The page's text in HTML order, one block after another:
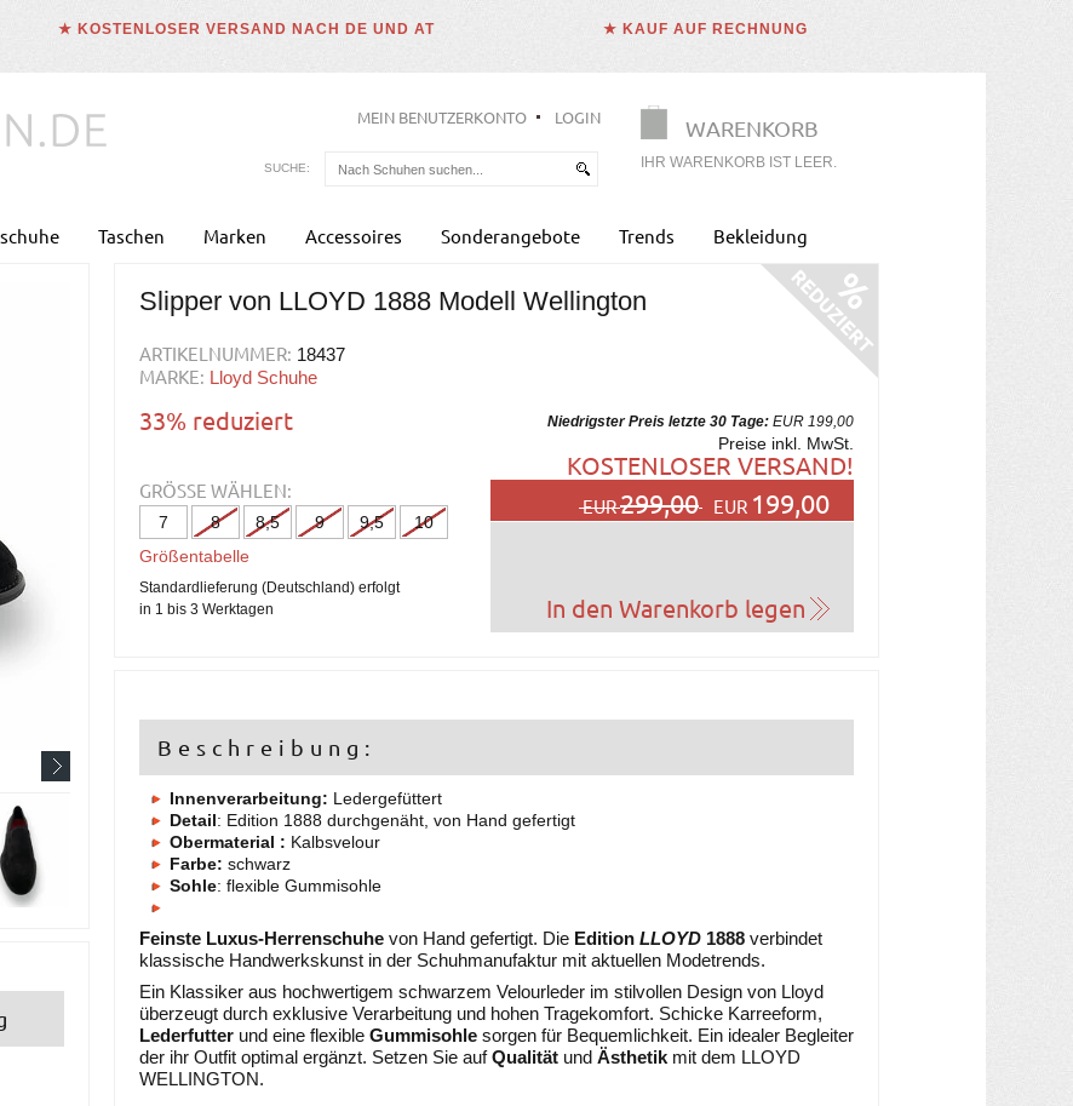
★ KOSTENLOSER VERSAND NACH DE UND AT ★ KAUF AUF RECHNUNG
WARENKORB
IHR WARENKORB IST LEER.
MEIN BENUTZERKONTO LOGIN
SUCHE:
Taschen Marken Accessoires Sonderangebote Trends Bekleidung
Slipper von LLOYD 1888 Modell Wellington
ARTIKELNUMMER: 18437
MARKE: Lloyd Schuhe
33% reduziert Niedrigster Preis letzte 30 Tage: EUR 199,00
Preise inkl. MwSt.
KOSTENLOSER VERSAND!
GRÖSSE WÄHLEN:
7 8 8,5 9 9,5
10
Größentabelle
Standardlieferung (Deutschland) erfolgt
in 1 bis 3 Werktagen
EUR299,00 EUR 199,00
Beschreibung:
Innenverarbeitung: Ledergefüttert
Detail: Edition 1888 durchgenäht, von Hand gefertigt
Obermaterial : Kalbsvelour
Farbe: schwarz
Sohle: flexible Gummisohle
Feinste Luxus-Herrenschuhe von Hand gefertigt. Die Edition LLOYD 1888 verbindet
klassische Handwerkskunst in der Schuhmanufaktur mit aktuellen Modetrends.
Ein Klassiker aus hochwertigem schwarzem Velourleder im stilvollen Design von Lloyd
überzeugt durch exklusive Verarbeitung und hohen Tragekomfort. Schicke Karreeform,
Lederfutter und eine flexible Gummisohle sorgen für Bequemlichkeit. Ein idealer Begleiter
der ihr Outfit optimal ergänzt. Setzen Sie aufQualität und Ästhetik mit dem LLOYD
WELLINGTON.